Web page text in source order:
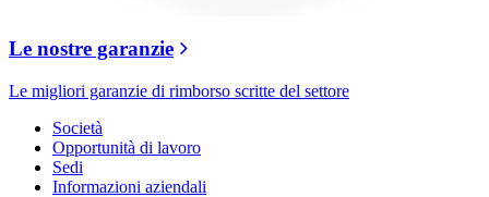
Le nostre garanzie
Le migliori garanzie di rimborso scritte del settore
Società
Opportunità di lavoro
Sedi
Informazioni aziendali